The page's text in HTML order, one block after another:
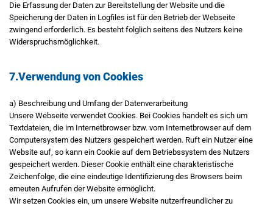
Die Erfassung der Daten zur Bereitstellung der Website und die
Speicherung der Daten in Logfiles ist für den Betrieb der Webseite
zwingend erforderlich. Es besteht folglich seitens des Nutzers keine
Widerspruchsmöglichkeit.
7.Verwendung von Cookies
a) Beschreibung und Umfang der Datenverarbeitung
Unsere Webseite verwendet Cookies. Bei Cookies handelt es sich um
Textdateien, die im Internetbrowser bzw. vom Internetbrowser auf dem
Computersystem des Nutzers gespeichert werden. Ruft ein Nutzer eine
Website auf, so kann ein Cookie auf dem Betriebssystem des Nutzers
gespeichert werden. Dieser Cookie enthält eine charakteristische
Zeichenfolge, die eine eindeutige Identifizierung des Browsers beim
erneuten Aufrufen der Website ermöglicht.
Wir setzen Cookies ein, um unsere Website nutzerfreundlicher zu